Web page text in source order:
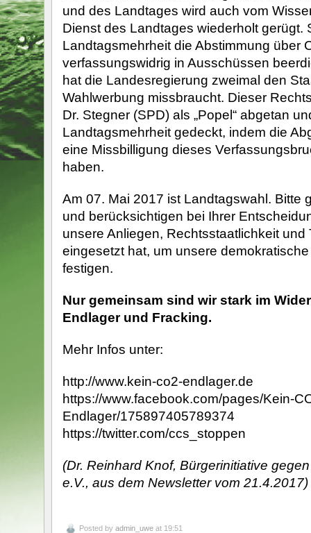
und des Landtages wird auch vom
Dienst des Landtages wiederholt gerügt.
Landtagsmehrheit die Abstimmung über
verfassungswidrig in Ausschüssen
hat die Landesregierung zweimal den
Wahlwerbung missbraucht. Dieser
Dr. Stegner (SPD) als „Popel“ abgetan
Landtagsmehrheit gedeckt, indem die
eine Missbilligung dieses
haben.
Am 07. Mai 2017 ist Landtagswahl. Bitte
und berücksichtigen bei Ihrer
unsere Anliegen, Rechtsstaatlichkeit und
eingesetzt hat, um unsere
festigen.
Nur gemeinsam sind wir stark im
Endlager und Fracking.
Mehr Infos unter:
http://www.kein-co2-endlager.de
https://www.facebook.com/pages/Kein-
Endlager/175897405789374
https://twitter.com/ccs_stoppen
(Dr. Reinhard Knof, Bürgerinitiative
e.V., aus dem Newsletter vom 21.4.2017)
Posted by admin_uweat 19:51